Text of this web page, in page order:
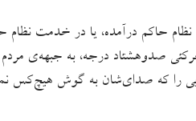
حاکم درآمده، یا در خدمت نظام
صدوهشتاد درجه، به جبهه‌ی
را که صدای‌شان به گوش هیچ‌کس